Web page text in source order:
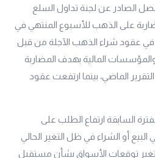
الصادر عن لجنة تداول السلع
على الذهب للأسبوع المنتهي في
عقود شراء الذهب الآجلة من قبل
والمؤسسات المالية بهدف المضاربة
مع التقرير الماضي، بينما ارتفعت عقود
السابقة ارتفاع الطلب على
أو الشراء في ظل التغير الحالي
توقعات الأسواق بشأن مستقبل